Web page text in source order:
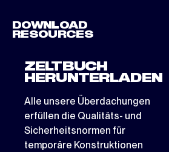
DOWNLOAD
RESOURCES
ZELTBUCH
HERUNTERLADEN
Alle unsere Überdachungen
erfüllen die Qualitäts- und
Sicherheitsnormen für
temporäre Konstruktionen